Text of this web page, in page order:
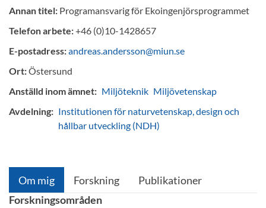
Annan titel: Programansvarig för Ekoingenjörsprogrammet
Telefon arbete:+46 (0)10-1428657
E-postadress:andreas.andersson@miun.se
Ort:Östersund
Anställd inom ämnet: Miljöteknik Miljövetenskap
Avdelning: Institutionen för naturvetenskap, design och
hållbar utveckling (NDH)
Om mig Forskning
Publikationer
Forskningsområden